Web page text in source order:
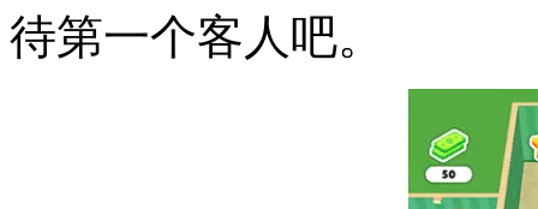
待第一个客人吧。